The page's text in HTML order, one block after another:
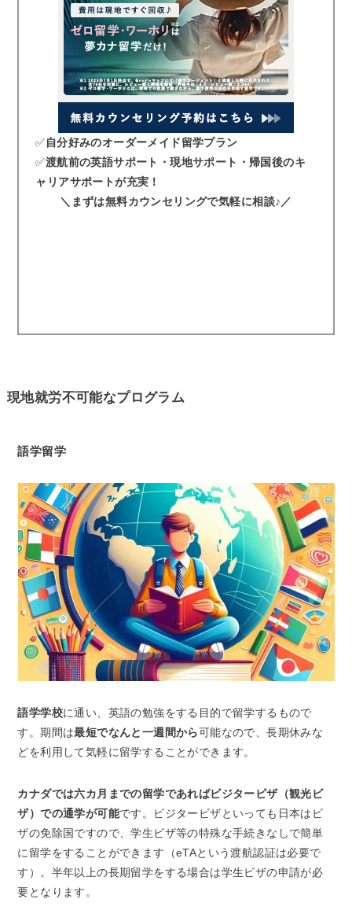
✅自分好みのオーダーメイド留学プラン
✅渡航前の英語サポート・現地サポート・帰国後のキ
ャリアサポートが充実！
＼まずは無料カウンセリングで気軽に相談♪／
現地就労不可能なプログラム
語学留学
語学学校に通い、英語の勉強をする目的で留学するもので
す。期間は最短でなんと一週間から可能なので、長期休みな
どを利用して気軽に留学することができます。
カナダでは六カ月までの留学であればビジタービザ（観光ビ
ザ）での通学が可能です。ビジタービザといっても日本はビ
ザの免除国ですので、学生ビザ等の特殊な手続きなしで簡単
に留学をすることができます（eTAという渡航認証は必要で
す）。半年以上の長期留学をする場合は学生ビザの申請が必
要となります。